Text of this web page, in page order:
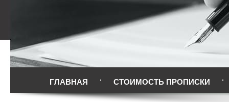
ГЛАВНАЯ СТОИМОСТЬ ПРОПИСКИ